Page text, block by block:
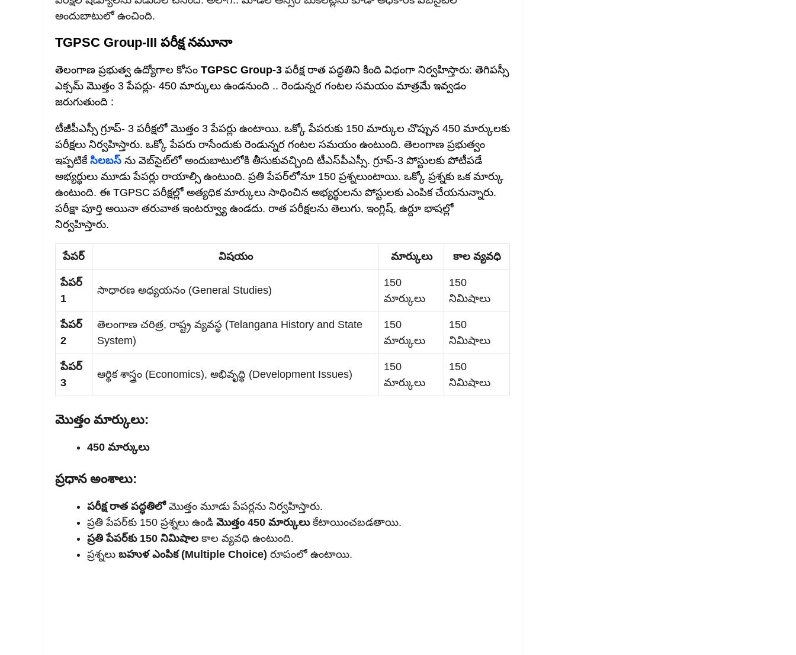
అందుబాటులో ఉంచింది.
TGPSC Group-III పరీక్ష నమూనా
తెలంగాణ ప్రభుత్వ ఉద్యోగాల కోసం TGPSC Group-3 పరీక్ష రాత పద్ధతిని కింది విధంగా నిర్వహిస్తారు: తెగిపస్సీ
ఎక్సమ్ మొత్తం 3 పేపర్లు- 450 మార్కులు ఉండనుంది .. రెండున్నర గంటల సమయం మాత్రమే ఇవ్వడం
జరుగుతుంది :
టీజీపీఎస్సీ గ్రూప్- 3 పరీక్షలో మొత్తం 3 పేపర్లు ఉంటాయి. ఒక్కో పేపరుకు 150 మార్కుల చొప్పున 450 మార్కులకు
పరీక్షలు నిర్వహిస్తారు. ఒక్కో పేపరు రాసేందుకు రెండున్నర గంటల సమయం ఉంటుంది. తెలంగాణ ప్రభుత్వం
ఇప్పటికే సిలబస్ ను వెబ్‌సైట్‌లో అందుబాటులోకి తీసుకువచ్చింది టీఎస్‌పీఎస్సీ. గ్రూప్‌-3 పోస్టులకు పోటీపడే
అభ్యర్థులు మూడు పేపర్లు రాయాల్సి ఉంటుంది. ప్రతి పేపర్‌లోనూ 150 ప్రశ్నలుంటాయి. ఒక్కో ప్రశ్నకు ఒక మార్కు
ఉంటుంది. ఈ TGPSC పరీక్షల్లో అత్యధిక మార్కులు సాధించిన అభ్యర్థులను పోస్టులకు ఎంపిక చేయనున్నారు.
పరీక్షా పూర్తి అయినా తరువాత ఇంటర్వ్యూ ఉండదు. రాత పరీక్షలను తెలుగు, ఇంగ్లిష్‌, ఉర్దూ భాషల్లో
నిర్వహిస్తారు.
పేపర్ విషయం మార్కులు కాల వ్యవధి
పేపర్
1
సాధారణ అధ్యయనం (General Studies)
150
మార్కులు
150
నిమిషాలు
పేపర్
2
తెలంగాణ చరిత్ర, రాష్ట్ర వ్యవస్థ (Telangana History and State
System)
150
మార్కులు
150
నిమిషాలు
పేపర్
3
ఆర్థిక శాస్త్రం (Economics), అభివృద్ధి (Development Issues)
150
మార్కులు
150
నిమిషాలు
మొత్తం మార్కులు:
450 మార్కులు
ప్రధాన అంశాలు:
పరీక్ష రాత పద్ధతిలోమొత్తం మూడు పేపర్లను నిర్వహిస్తారు.
ప్రతి పేపర్‌కు 150 ప్రశ్నలు ఉండి మొత్తం 450 మార్కులుకేటాయించబడతాయి.
ప్రతి పేపర్‌కు 150 నిమిషాల కాల వ్యవధి ఉంటుంది.
ప్రశ్నలు బహుళ ఎంపిక (Multiple Choice) రూపంలో ఉంటాయి.